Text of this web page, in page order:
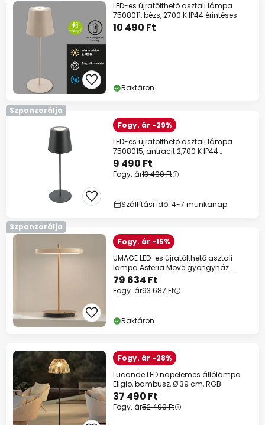
LED-es újratölthető asztali lámpa
7508011, bézs, 2700 K IP44 érintéses
10 490 Ft
Raktáron
Szponzorálja
Fogy. ár -29%
LED-es újratölthető asztali lámpa
7508015, antracit 2,700 K IP44
Touchdim
9 490 Ft
Fogy. ár13 490 Ft
Szállítási idő: 4-7 munkanap
Szponzorálja
Fogy. ár -15%
UMAGE LED-es újratölthető asztali
lámpa Asteria Move gyöngyház
fehér/réz 31cm
79 634 Ft
Fogy. ár93 687 Ft
Raktáron
Fogy. ár -28%
Lucande LED napelemes állólámpa
Eligio, bambusz, Ø 39 cm, RGB
37 490 Ft
Fogy. ár52 490 Ft